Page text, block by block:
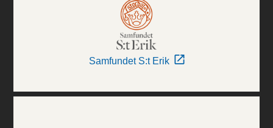
Samfundet S:t Erik